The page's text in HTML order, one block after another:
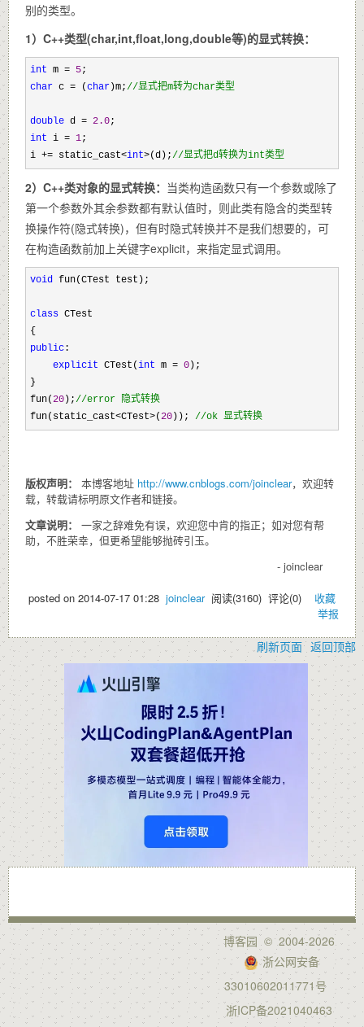
别的类型。
1）C++类型(char,int,float,long,double等)的显式转换：
int m = 5
char c = (char)m;//显式把m转为char类型
double d = 2.0
int i = 1;
i += static_cast<int>(d);//显式把d转换为int类型
2）C++类对象的显式转换： 当类构造函数只有一个参数或除了
第一个参数外其余参数都有默认值时，则此类有隐含的类型转
换操作符(隐式转换)，但有时隐式转换并不是我们想要的，可
在构造函数前加上关键字explicit，来指定显式调用。
void fun(CTest test);
class CTest
public :
explicit CTest(int m = 0);
}
fun(20);//error 隐式转换
fun(static_cast<CTest>(20)); //ok 显式转换
版权声明： 本博客地址 http://www.cnblogs.com/joinclear，欢迎转
载，转载请标明原文作者和链接。
文章说明： 一家之辞难免有误，欢迎您中肯的指正；如对您有帮
助，不胜荣幸，但更希望能够抛砖引玉。
- joinclear
posted on 2014-07-17 01:28 joinclear阅读(3160) 评论(0) 收藏
举报
刷新页面 返回顶部
博客园© 2004-2026
浙公网安备
33010602011771号
浙ICP备2021040463